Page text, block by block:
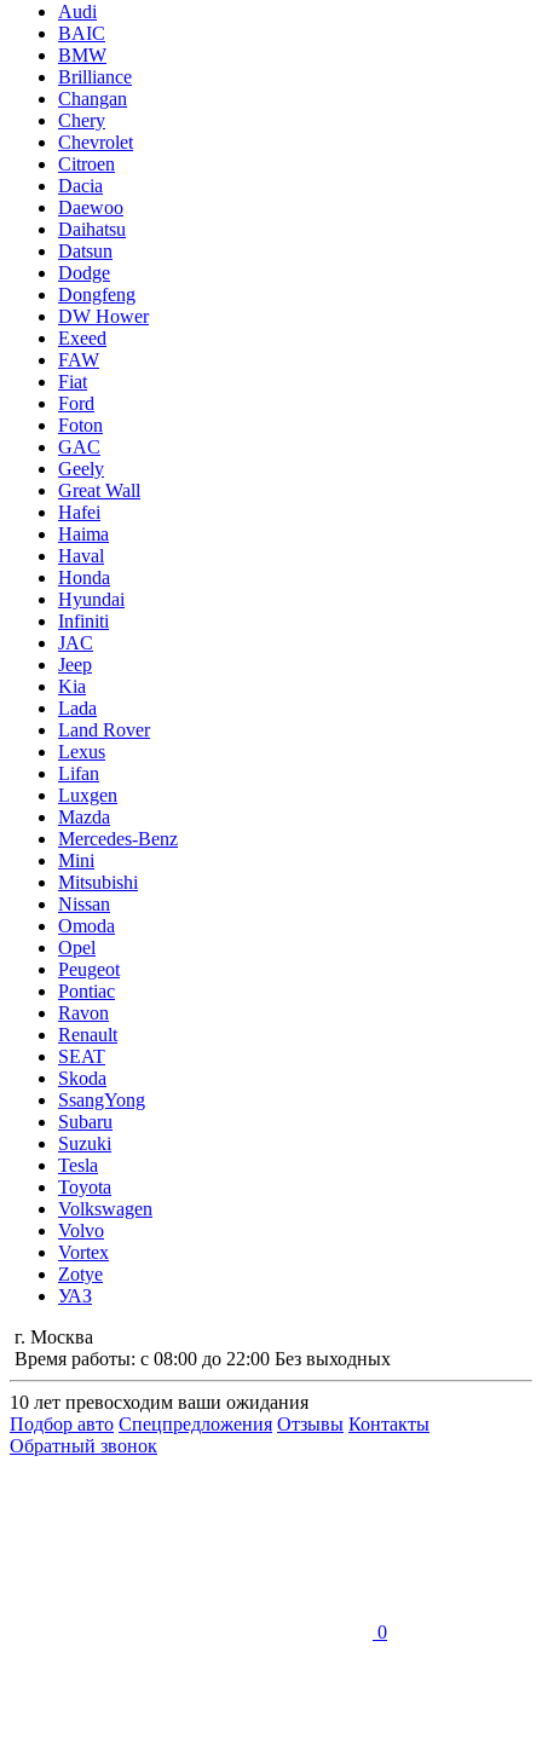
Audi
BAIC
BMW
Brilliance
Changan
Chery
Chevrolet
Citroen
Dacia
Daewoo
Daihatsu
Datsun
Dodge
Dongfeng
DW Hower
Exeed
FAW
Fiat
Ford
Foton
GAC
Geely
Great Wall
Hafei
Haima
Haval
Honda
Hyundai
Infiniti
JAC
Jeep
Kia
Lada
Land Rover
Lexus
Lifan
Luxgen
Mazda
Mercedes-Benz
Mini
Mitsubishi
Nissan
Omoda
Opel
Peugeot
Pontiac
Ravon
Renault
SEAT
Skoda
SsangYong
Subaru
Suzuki
Tesla
Toyota
Volkswagen
Volvo
Vortex
Zotye
УАЗ
г. Москва
Время работы: с 08:00 до 22:00 Без выходных
10 лет превосходим ваши ожидания
Подбор авто Спецпредложения Отзывы Контакты
Обратный звонок
0